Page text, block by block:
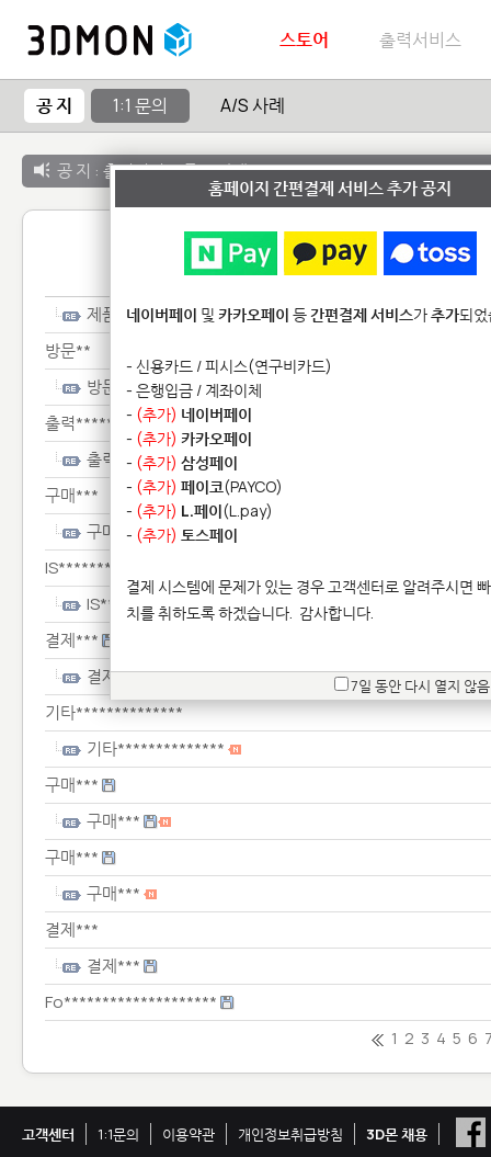
스토어 출력서비스
공 지 1:1 문의 A/S 사례
공 지 : 출력서비스 종료 안내
1:1 문
제품*******
방문**
방문**
출력******
출력******
구매***
구매***
IS***********************************
IS***********************************
결제***
결제***
기타**************
기타**************
구매***
구매***
구매***
구매***
결제***
결제***
Fo********************
1 2 3 4 5 6
고객센터 1:1문의 이용약관 개인정보취급방침
3D몬 채용
홈페이지 간편결제 서비스 추가 공지
네이버페이 및 카카오페이 등간편결제 서비스가추가되
- 신용카드 / 피시스(연구비카드)
- 은행입금 / 계좌이체
- (추가) 네이버페이
- (추가) 카카오페이
- (추가) 삼성페이
- (추가) 페이코(PAYCO)
- (추가) L.페이(L.pay)
- (추가) 토스페이
결제 시스템에 문제가 있는 경우 고객센터로 알려주시면
치를 취하도록 하겠습니다. 감사합니다.
7일 동안 다시 열지 않음